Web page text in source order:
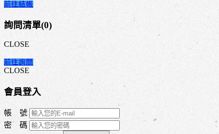
前往結帳
詢問清單(0)
CLOSE
前往詢問
CLOSE
會員登入
帳 號
密 碼